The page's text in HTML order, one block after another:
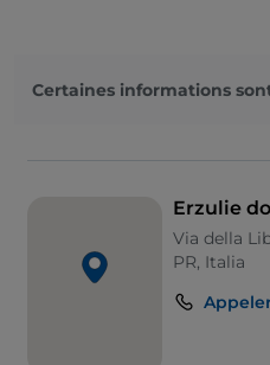
Certaines informations
Erzulie
Via della
PR, Italia